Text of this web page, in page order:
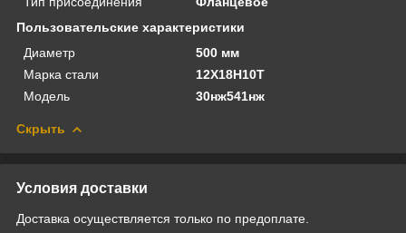
Пользовательские характеристики
Диаметр
500 мм
Марка стали
12Х18Н10Т
Модель
30нж541нж
Скрыть
Условия доставки
Доставка осуществляется только по предоплате.